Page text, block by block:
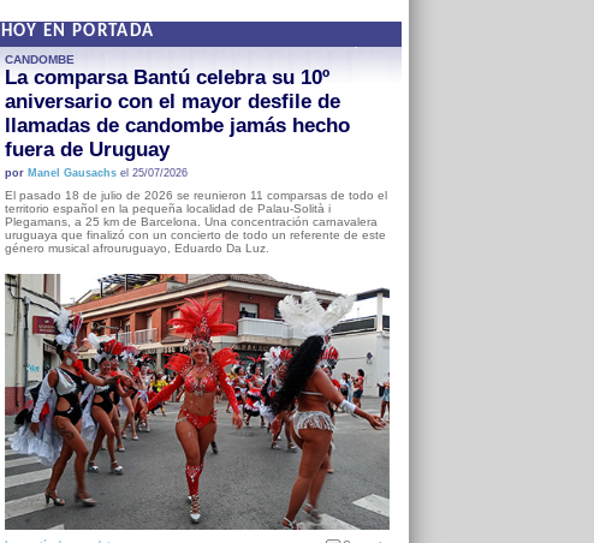
HOY EN PORTADA
CANDOMBE
La comparsa Bantú celebra su 10º
aniversario con el mayor desfile de
llamadas de candombe jamás hecho
fuera de Uruguay
por Manel Gausachsel 25/07/2026
El pasado 18 de julio de 2026 se reunieron 11 comparsas de todo el
territorio español en la pequeña localidad de Palau-Solità i
Plegamans, a 25 km de Barcelona. Una concentración carnavalera
uruguaya que finalizó con un concierto de todo un referente de este
género musical afrouruguayo, Eduardo Da Luz.